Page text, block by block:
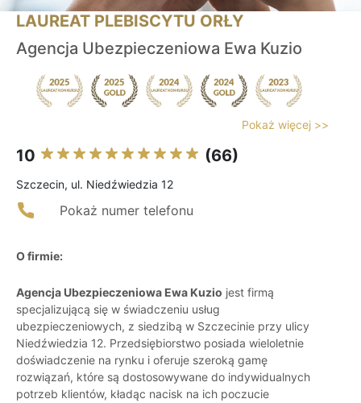
LAUREAT PLEBISCYTU ORŁY
Agencja Ubezpieczeniowa Ewa Kuzio
Pokaż więcej >>
10 (66)
Szczecin, ul. Niedźwiedzia 12
Pokaż numer telefonu
O firmie:
Agencja Ubezpieczeniowa Ewa Kuzio jest firmą
specjalizującą się w świadczeniu usług
ubezpieczeniowych, z siedzibą w Szczecinie przy ulicy
Niedźwiedzia 12. Przedsiębiorstwo posiada wieloletnie
doświadczenie na rynku i oferuje szeroką gamę
rozwiązań, które są dostosowywane do indywidualnych
potrzeb klientów, kładąc nacisk na ich poczucie